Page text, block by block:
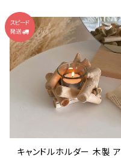
キャンドルホルダー 木製 ア